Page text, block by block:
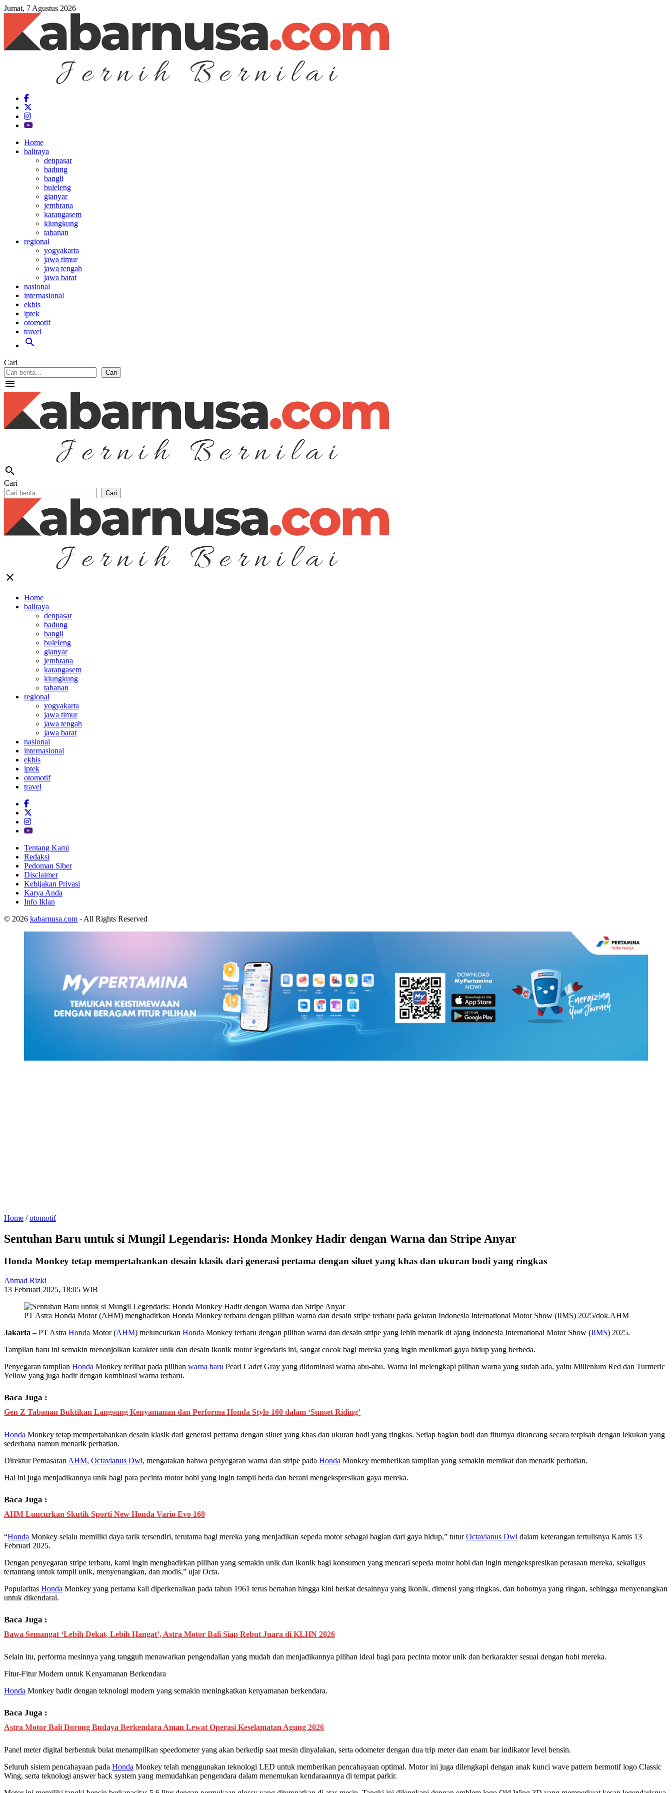
Jumat, 7 Agustus 2026
Home
baliraya
denpasar
badung
bangli
buleleng
gianyar
jembrana
karangasem
klungkung
tabanan
regional
yogyakarta
jawa timur
jawa tengah
jawa barat
nasional
internasional
ekbis
iptek
otomotif
travel
search
Cari
Cari
menu
search
Cari
Cari
close
Home
baliraya
denpasar
badung
bangli
buleleng
gianyar
jembrana
karangasem
klungkung
tabanan
regional
yogyakarta
jawa timur
jawa tengah
jawa barat
nasional
internasional
ekbis
iptek
otomotif
travel
Tentang Kami
Redaksi
Pedoman Siber
Disclaimer
Kebijakan Privasi
Karya Anda
Info Iklan
© 2026 kabarnusa.com - All Rights Reserved
Home /otomotif
Sentuhan Baru untuk si Mungil Legendaris: Honda Monkey Hadir dengan Warna dan Stripe Anyar
Honda Monkey tetap mempertahankan desain klasik dari generasi pertama dengan siluet yang khas dan ukuran bodi yang ringkas
Ahmad Rizki
13 Februari 2025, 18:05 WIB
PT Astra Honda Motor (AHM) menghadirkan Honda Monkey terbaru dengan pilihan warna dan desain stripe terbaru pada gelaran Indonesia International Motor Show (IIMS) 2025/dok.AHM
Jakarta – PT Astra Honda Motor (AHM) meluncurkan Honda Monkey terbaru dengan pilihan warna dan desain stripe yang lebih menarik di ajang Indonesia International Motor Show (IIMS) 2025.
Tampilan baru ini semakin menonjolkan karakter unik dan desain ikonik motor legendaris ini, sangat cocok bagi mereka yang ingin menikmati gaya hidup yang berbeda.
Penyegaran tampilan Honda Monkey terlihat pada pilihan warna baru Pearl Cadet Gray yang didominasi warna abu-abu. Warna ini melengkapi pilihan warna yang sudah ada, yaitu Millenium Red dan Turmeric
Yellow yang juga hadir dengan kombinasi warna terbaru.
Baca Juga :
Gen Z Tabanan Buktikan Langsung Kenyamanan dan Performa Honda Stylo 160 dalam ‘Sunset Riding’
Honda Monkey tetap mempertahankan desain klasik dari generasi pertama dengan siluet yang khas dan ukuran bodi yang ringkas. Setiap bagian bodi dan fiturnya dirancang secara terpisah dengan lekukan yang
sederhana namun menarik perhatian.
Direktur Pemasaran AHM, Octavianus Dwi, mengatakan bahwa penyegaran warna dan stripe pada Honda Monkey memberikan tampilan yang semakin memikat dan menarik perhatian.
Hal ini juga menjadikannya unik bagi para pecinta motor hobi yang ingin tampil beda dan berani mengekspresikan gaya mereka.
Baca Juga :
AHM Luncurkan Skutik Sporti New Honda Vario Evo 160
“Honda Monkey selalu memiliki daya tarik tersendiri, terutama bagi mereka yang menjadikan sepeda motor sebagai bagian dari gaya hidup,” tuturOctavianus Dwi dalam keterangan tertulisnya Kamis 13
Februari 2025.
Dengan penyegaran stripe terbaru, kami ingin menghadirkan pilihan yang semakin unik dan ikonik bagi konsumen yang mencari sepeda motor hobi dan ingin mengekspresikan perasaan mereka, sekaligus
tertantang untuk tampil unik, menyenangkan, dan modis,” ujar Octa.
Popularitas Honda Monkey yang pertama kali diperkenalkan pada tahun 1961 terus bertahan hingga kini berkat desainnya yang ikonik, dimensi yang ringkas, dan bobotnya yang ringan, sehingga menyenangkan
untuk dikendarai.
Baca Juga :
Bawa Semangat ‘Lebih Dekat, Lebih Hangat’, Astra Motor Bali Siap Rebut Juara di KLHN 2026
Selain itu, performa mesinnya yang tangguh menawarkan pengendalian yang mudah dan menjadikannya pilihan ideal bagi para pecinta motor unik dan berkarakter sesuai dengan hobi mereka.
Fitur-Fitur Modern untuk Kenyamanan Berkendara
Honda Monkey hadir dengan teknologi modern yang semakin meningkatkan kenyamanan berkendara.
Baca Juga :
Astra Motor Bali Dorong Budaya Berkendara Aman Lewat Operasi Keselamatan Agung 2026
Panel meter digital berbentuk bulat menampilkan speedometer yang akan berkedip saat mesin dinyalakan, serta odometer dengan dua trip meter dan enam bar indikator level bensin.
Seluruh sistem pencahayaan pada Honda Monkey telah menggunakan teknologi LED untuk memberikan pencahayaan optimal. Motor ini juga dilengkapi dengan anak kunci wave pattern bermotif logo Classic
Wing, serta teknologi answer back system yang memudahkan pengendara dalam menemukan kendaraannya di tempat parkir.